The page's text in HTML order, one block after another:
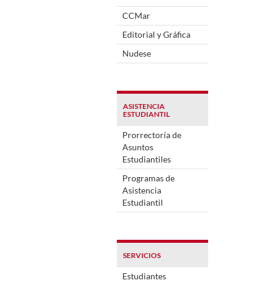
CCMar
Editorial y Gráfica
Nudese
ASISTENCIA
ESTUDIANTIL
Prorrectoría de
Asuntos
Estudiantiles
Programas de
Asistencia
Estudiantil
SERVICIOS
Estudiantes